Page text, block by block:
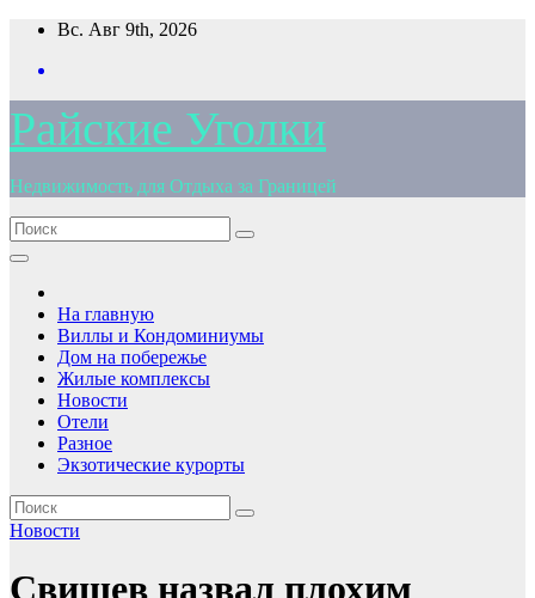
Перейти
содержимому
Вс. Авг 9th, 2026
Райские Уголки
Недвижимость для Отдыха за Границей
На главную
Виллы и Кондоминиумы
Дом на побережье
Жилые комплексы
Новости
Отели
Разное
Экзотические курорты
Новости
Свищев назвал плохим